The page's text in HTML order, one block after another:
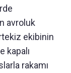
avroluk
ekibinin
kapalı
rakamı